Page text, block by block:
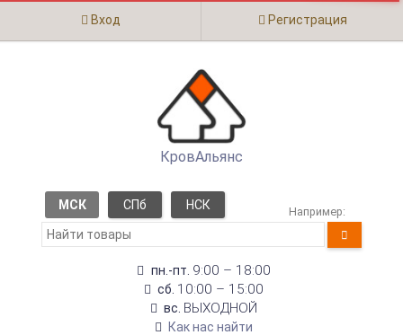
Вход Регистрация
КровАльянс
МСК СПб НСК Например:
пн.-пт. 9:00 – 18:00
сб. 10:00 – 15:00
вс. ВЫХОДНОЙ
Как нас найти